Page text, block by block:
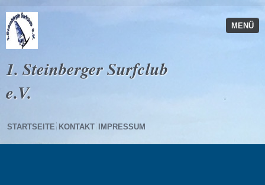
MENÜ
1. Steinberger Surfclub
e.V.
STARTSEITE KONTAKT IMPRESSUM